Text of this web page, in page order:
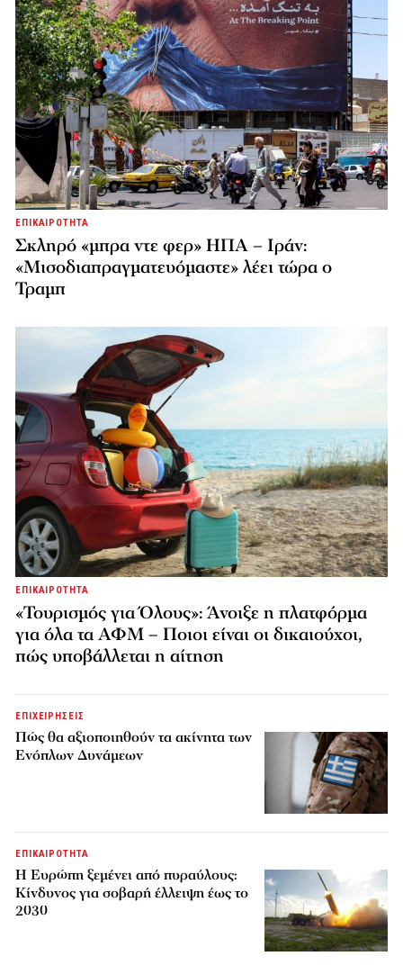
ΕΠΙΚΑΙΡΟΤΗΤΑ
Σκληρό «μπρα ντε φερ» ΗΠΑ – Ιράν:
«Μισοδιαπραγματευόμαστε» λέει τώρα ο
Τραμπ
ΕΠΙΚΑΙΡΟΤΗΤΑ
«Τουρισμός για Όλους»: Άνοιξε η πλατφόρμα
για όλα τα ΑΦΜ – Ποιοι είναι οι δικαιούχοι,
πώς υποβάλλεται η αίτηση
ΕΠΙΧΕΙΡΗΣΕΙΣ
Πώς θα αξιοποιηθούν τα ακίνητα των
Ενόπλων Δυνάμεων
ΕΠΙΚΑΙΡΟΤΗΤΑ
H Ευρώπη ξεμένει από πυραύλους:
Κίνδυνος για σοβαρή έλλειψη έως το
2030